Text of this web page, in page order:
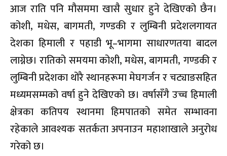
आज राति पनि मौसममा खासै सुधार हुने देखिएको छैन।
कोशी, मधेस, बागमती, गण्डकी र लुम्बिनी प्रदेशलगायत
देशका हिमाली र पहाडी भू–भागमा साधारणतया बादल
लाग्नेछ। रातिको समयमा कोशी, मधेस, बागमती, गण्डकी र
लुम्बिनी प्रदेशका थोरै स्थानहरूमा मेघगर्जन र चट्याङसहित
मध्यमसम्मको वर्षा हुने देखिएको छ। वर्षासँगै उच्च हिमाली
क्षेत्रका कतिपय स्थानमा हिमपातको समेत सम्भावना
रहेकाले आवश्यक सतर्कता अपनाउन महाशाखाले अनुरोध
गरेको छ।